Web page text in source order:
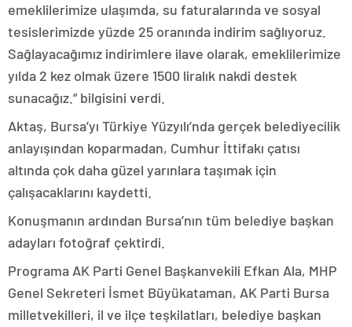
emeklilerimize ulaşımda, su faturalarında ve sosyal
tesislerimizde yüzde 25 oranında indirim sağlıyoruz.
Sağlayacağımız indirimlere ilave olarak, emeklilerimize
yılda 2 kez olmak üzere 1500 liralık nakdi destek
sunacağız.” bilgisini verdi.
Aktaş, Bursa’yı Türkiye Yüzyılı’nda gerçek belediyecilik
anlayışından koparmadan, Cumhur İttifakı çatısı
altında çok daha güzel yarınlara taşımak için
çalışacaklarını kaydetti.
Konuşmanın ardından Bursa’nın tüm belediye başkan
adayları fotoğraf çektirdi.
Programa AK Parti Genel Başkanvekili Efkan Ala, MHP
Genel Sekreteri İsmet Büyükataman, AK Parti Bursa
milletvekilleri, il ve ilçe teşkilatları, belediye başkan